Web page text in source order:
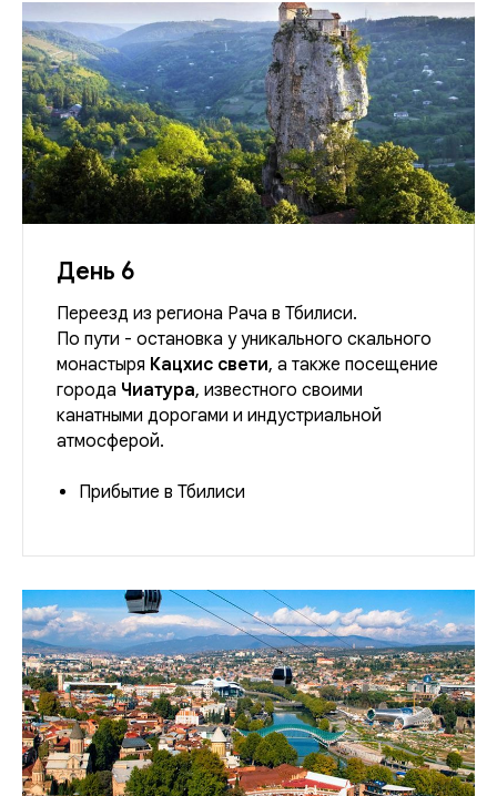
День 6
Переезд из региона Рача в Тбилиси.
По пути - остановка у уникального скального
монастыря Кацхис свети, а также посещение
города Чиатура, известного своими
канатными дорогами и индустриальной
атмосферой.
Прибытие в Тбилиси